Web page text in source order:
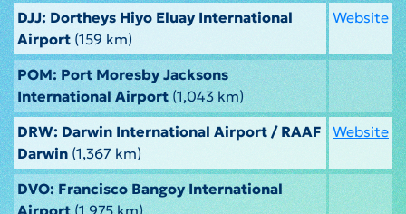
DJJ: Dortheys Hiyo Eluay International
Airport (159 km)
Website
POM: Port Moresby Jacksons
International Airport(1,043 km)
DRW: Darwin International Airport / RAAF
Darwin (1,367 km)
Website
DVO: Francisco Bangoy International